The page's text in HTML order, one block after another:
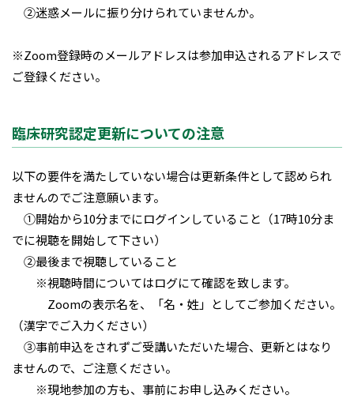
②迷惑メールに振り分けられていませんか。
※Zoom登録時のメールアドレスは参加申込されるアドレスで
ご登録ください。
臨床研究認定更新についての注意
以下の要件を満たしていない場合は更新条件として認められ
ませんのでご注意願います。
①開始から10分までにログインしていること（17時10分ま
でに視聴を開始して下さい）
②最後まで視聴していること
※視聴時間についてはログにて確認を致します。
Zoomの表示名を、「名・姓」としてご参加ください。
（漢字でご入力ください）
③事前申込をされずご受講いただいた場合、更新とはなり
ませんので、ご注意ください。
※現地参加の方も、事前にお申し込みください。